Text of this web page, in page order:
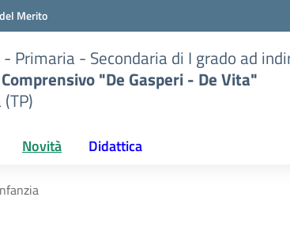
Merito
Primaria - Secondaria di I grado ad
"De Gasperi - De Vita"
Novità Didattica